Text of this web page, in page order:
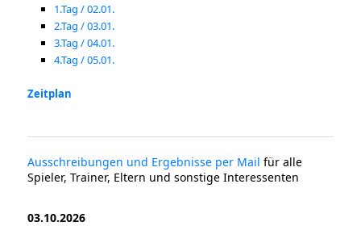
1.Tag / 02.01.
2.Tag / 03.01.
3.Tag / 04.01.
4.Tag / 05.01.
Zeitplan
Ausschreibungen und Ergebnisse per Mail für alle
Spieler, Trainer, Eltern und sonstige Interessenten
03.10.2026